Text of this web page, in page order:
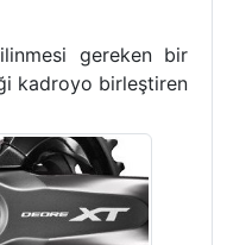
gereken bir
kadroyo birleştiren